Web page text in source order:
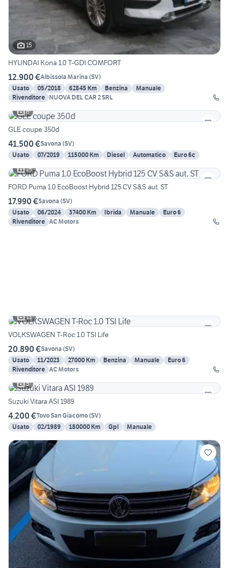
15
HYUNDAI Kona 1.0 T-GDI COMFORT
12.900 €Albissola Marina (SV)
Usato
05/2018 62845 Km Benzina
Manuale
Rivenditore NUOVA DEL CAR 2 SRL
6
GLE coupe 350d
41.500 €Savona (SV)
Usato
07/2019 115000 Km Diesel Automatico
Euro 6c
15
FORD Puma 1.0 EcoBoost Hybrid 125 CV S&S aut. ST
17.990 €Savona (SV)
Usato
06/2024 37400 Km Ibrida Manuale
Euro 6
Rivenditore AC Motors
13
VOLKSWAGEN T-Roc 1.0 TSI Life
20.890 €Savona (SV)
Usato
11/2023 27000 Km Benzina Manuale
Euro 6
Rivenditore AC Motors
5
Suzuki Vitara ASI 1989
4.200 €Tovo San Giacomo(SV)
Usato
02/1989 180000 Km Gpl Manuale